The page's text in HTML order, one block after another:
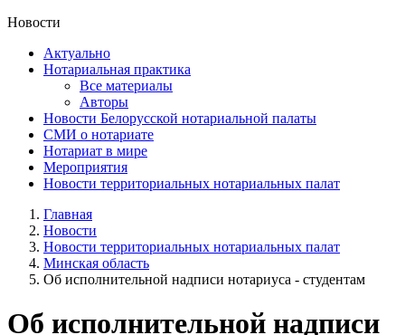
Новости
Актуально
Нотариальная практика
Все материалы
Авторы
Новости Белорусской нотариальной палаты
СМИ о нотариате
Нотариат в мире
Мероприятия
Новости территориальных нотариальных палат
Главная
Новости
Новости территориальных нотариальных палат
Минская область
Об исполнительной надписи нотариуса - студентам
Об исполнительной надписи